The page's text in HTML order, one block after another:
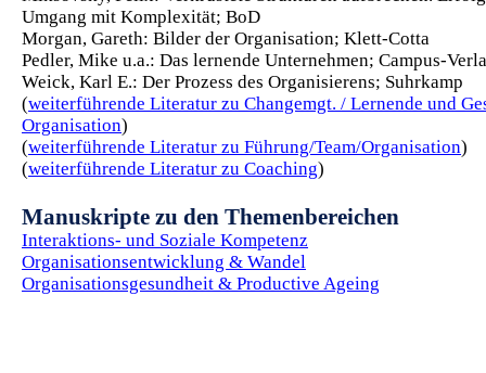
Umgang mit Komplexität; BoD
Morgan, Gareth: Bilder der Organisation; Klett-Cotta
Pedler, Mike u.a.: Das lernende Unternehmen; Campus-
Weick, Karl E.: Der Prozess des Organisierens; Suhrkamp
(weiterführende Literatur zu Changemgt. / Lernende und
Organisation)
(weiterführende Literatur zu Führung/Team/Organisation)
(weiterführende Literatur zu Coaching)
Manuskripte zu den Themenbereichen
Interaktions- und Soziale Kompetenz
Organisationsentwicklung & Wandel
Organisationsgesundheit & Productive Ageing